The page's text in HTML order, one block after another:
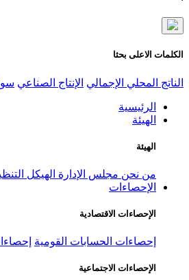
الكلمات الاعلى بحثا
الناتج المحلي الإجمالي الإنتاج الصناعي
الرئيسية
الهيئة
الهيئة
من نحن مجلس الإدارة الهيكل
الإحصاءات
الإحصاءات الاقتصادية
إحصاءات الحسابات القومية
الإحصاءات الاجتماعية